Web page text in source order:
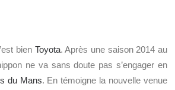
bien Toyota. Après une saison 2014 au
ne va sans doute pas s’engager en
du Mans. En témoigne la nouvelle venue